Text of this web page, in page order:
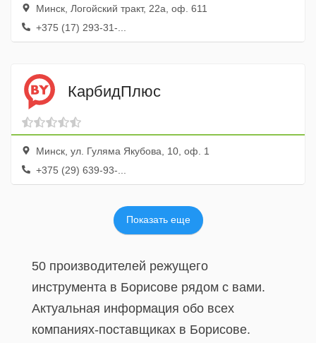
Минск, Логойский тракт, 22а, оф. 611
+375 (17) 293-31-...
КарбидПлюс
Минск, ул. Гуляма Якубова, 10, оф. 1
+375 (29) 639-93-...
Показать еще
50 производителей режущего
инструмента в Борисове рядом с вами.
Актуальная информация обо всех
компаниях-поставщиках в Борисове.